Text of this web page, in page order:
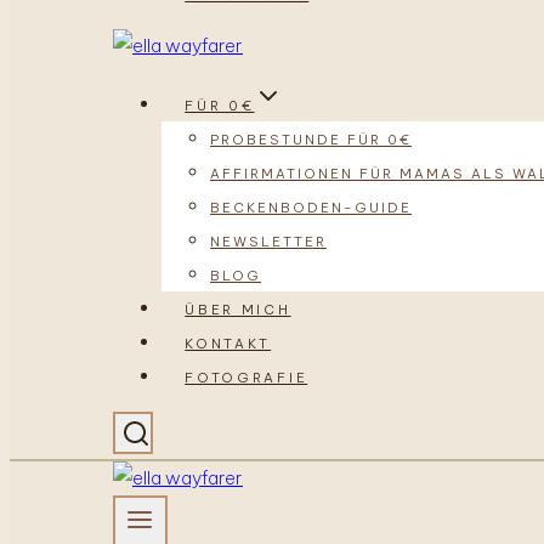
FÜR 0€
PROBESTUNDE FÜR 0€
AFFIRMATIONEN FÜR MAMAS ALS
BECKENBODEN-GUIDE
NEWSLETTER
BLOG
ÜBER MICH
KONTAKT
FOTOGRAFIE